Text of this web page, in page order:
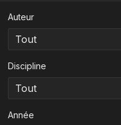
Auteur
Discipline
Année